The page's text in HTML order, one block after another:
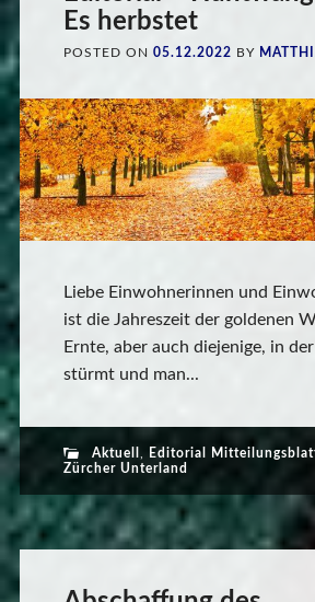
Es herbstet
POSTED ON 05.12.2022 BY
Liebe Einwohnerinnen und
ist die Jahreszeit der goldenen
Ernte, aber auch diejenige, in der
stürmt und man...
Aktuell , Editorial
Zürcher Unterland